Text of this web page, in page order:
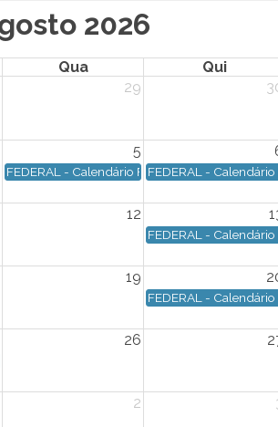
2026
Qua Qui
29
5
Dia 03/08/2026 - Segunda-feira
- Data de vencimento: Dia 04/08/2026 -
FEDERAL - Calendário Federal - Data de
FEDERAL -
12
Dia 10/08/2026 - Segunda-feira
FEDERAL -
19
Dia 17/08/2026 - Segunda-feira
FEDERAL -
26
- Data de vencimento: Dia 25/08/2026 -
2
Dia 31/08/2026 - Segunda-feira